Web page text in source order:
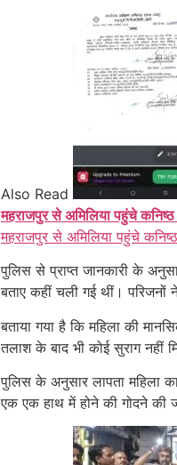
Also Read
महराजपुर से अमिलिया पहुंचे
महराजपुर से अमिलिया पहुंचे
पुलिस से प्राप्त जानकारी के
बताए कहीं चली गई थीं।
बताया गया है कि महिला की
तलाश के बाद भी कोई सुराग नहीं
पुलिस के अनुसार लापता महिला
एक एक हाथ में होने की गोदने की